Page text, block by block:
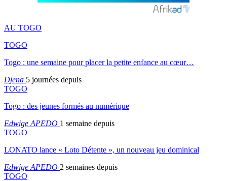
AU TOGO
TOGO
Togo : une semaine pour placer la petite enfance au cœur…
Djena 5 journées depuis
TOGO
Togo : des jeunes formés au numérique
Edwige APEDO 1 semaine depuis
TOGO
LONATO lance « Loto Détente », un nouveau jeu dominical
Edwige APEDO 2 semaines depuis
TOGO